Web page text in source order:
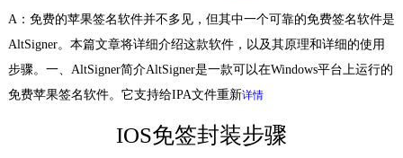
A：免费的苹果签名软件并不多见，但其中一个可靠的免费签名软件是
AltSigner。本篇文章将详细介绍这款软件，以及其原理和详细的使用
步骤。一、AltSigner简介AltSigner是一款可以在Windows平台上运行的
免费苹果签名软件。它支持给IPA文件重新详情
IOS免签封装步骤